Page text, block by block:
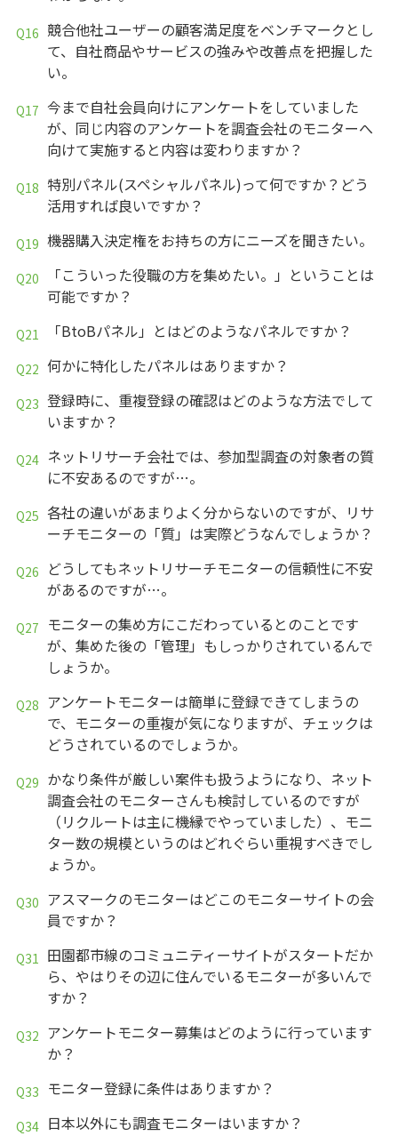
競合他社ユーザーの顧客満足度をベンチマークとし
て、自社商品やサービスの強みや改善点を把握した
い。
今まで自社会員向けにアンケートをしていました
が、同じ内容のアンケートを調査会社のモニターへ
向けて実施すると内容は変わりますか？
特別パネル(スペシャルパネル)って何ですか？どう
活用すれば良いですか？
機器購入決定権をお持ちの方にニーズを聞きたい。
「こういった役職の方を集めたい。」ということは
可能ですか？
「BtoBパネル」とはどのようなパネルですか？
何かに特化したパネルはありますか？
登録時に、重複登録の確認はどのような方法でして
いますか？
ネットリサーチ会社では、参加型調査の対象者の質
に不安あるのですが…。
各社の違いがあまりよく分からないのですが、リサ
ーチモニターの「質」は実際どうなんでしょうか？
どうしてもネットリサーチモニターの信頼性に不安
があるのですが…。
モニターの集め方にこだわっているとのことです
が、集めた後の「管理」もしっかりされているんで
しょうか。
アンケートモニターは簡単に登録できてしまうの
で、モニターの重複が気になりますが、チェックは
どうされているのでしょうか。
かなり条件が厳しい案件も扱うようになり、ネット
調査会社のモニターさんも検討しているのですが
（リクルートは主に機縁でやっていました）、モニ
ター数の規模というのはどれぐらい重視すべきでし
ょうか。
アスマークのモニターはどこのモニターサイトの会
員ですか？
田園都市線のコミュニティーサイトがスタートだか
ら、やはりその辺に住んでいるモニターが多いんで
すか？
アンケートモニター募集はどのように行っています
か？
モニター登録に条件はありますか？
日本以外にも調査モニターはいますか？